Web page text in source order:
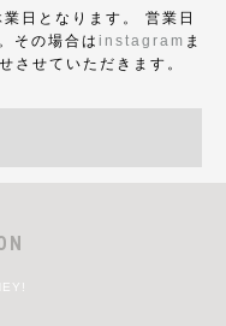
日となります。 営業日
その場合は instagram ま
させていただきます。